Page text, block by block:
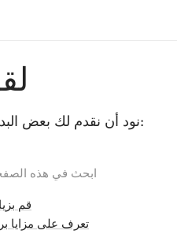
نود أن نقدم لك بعض البدائل بينما نقوم بإصلاح الخطأ:
ابحث في هذه
قم
تعرف على مزايا